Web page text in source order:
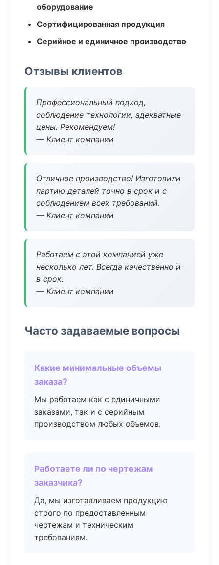
оборудование
Сертифицированная продукция
Серийное и единичное производство
Отзывы клиентов
Профессиональный подход,
соблюдение технологии, адекватные
цены. Рекомендуем!
— Клиент компании
Отличное производство! Изготовили
партию деталей точно в срок и с
соблюдением всех требований.
— Клиент компании
Работаем с этой компанией уже
несколько лет. Всегда качественно и
в срок.
— Клиент компании
Часто задаваемые вопросы
Какие минимальные объемы
заказа?
Мы работаем как с единичными
заказами, так и с серийным
производством любых объемов.
Работаете ли по чертежам
заказчика?
Да, мы изготавливаем продукцию
строго по предоставленным
чертежам и техническим
требованиям.